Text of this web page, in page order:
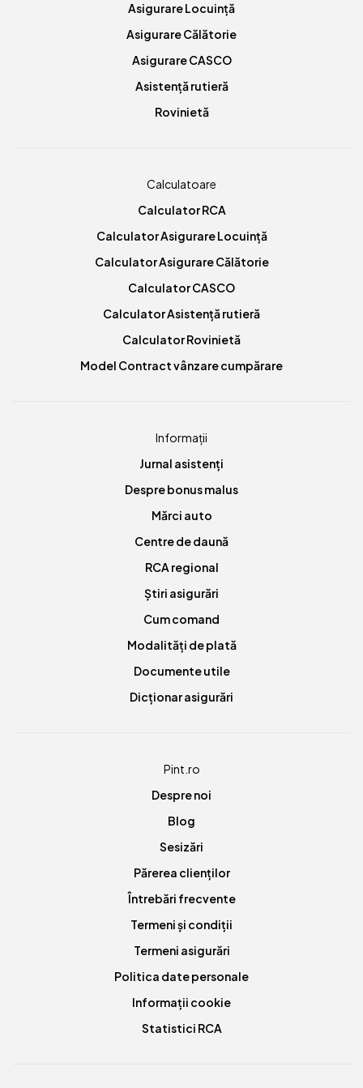
Asigurare Locuință
Asigurare Călătorie
Asigurare CASCO
Asistență rutieră
Rovinietă
Calculatoare
Calculator RCA
Calculator Asigurare Locuință
Calculator Asigurare Călătorie
Calculator CASCO
Calculator Asistență rutieră
Calculator Rovinietă
Model Contract vânzare cumpărare
Informații
Jurnal asistenți
Despre bonus malus
Mărci auto
Centre de daună
RCA regional
Știri asigurări
Cum comand
Modalități de plată
Documente utile
Dicționar asigurări
Pint.ro
Despre noi
Blog
Sesizări
Părerea clienților
Întrebări frecvente
Termeni și condiții
Termeni asigurări
Politica date personale
Informații cookie
Statistici RCA